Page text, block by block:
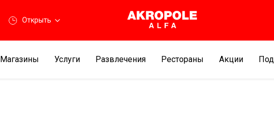
Открыть
Магазины Услуги Развлечения Рестораны Aкции